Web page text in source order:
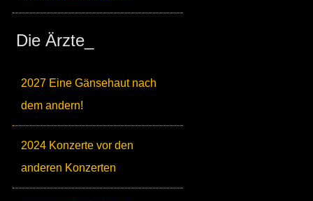
Die Ärzte_
2027 Eine Gänsehaut nach
dem andern!
2024 Konzerte vor den
anderen Konzerten